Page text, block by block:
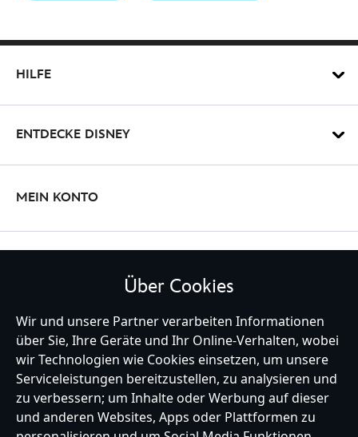
HILFE
ENTDECKE DISNEY
MEIN KONTO
Germany
Hilfe Nutzungsbedingungen Datenschutzerklärung
Site Map
Über Cookies
Wir und unsere Partner verarbeiten Informationen
über Sie, Ihre Geräte und Ihr Online-Verhalten, wobei
wir Technologien wie Cookies einsetzen, um unsere
Serviceleistungen bereitzustellen, zu analysieren und
zu verbessern; um Inhalte oder Werbung auf dieser
und anderen Websites, Apps oder Plattformen zu